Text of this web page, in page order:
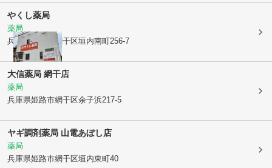
やくし薬局
薬局
兵庫県姫路市
網干区垣内南町256-7
大信薬局 網干店
薬局
兵庫県姫路市網干区余子浜217-5
ヤギ調剤薬局 山電あぼし店
薬局
兵庫県姫路市網干区垣内東町40